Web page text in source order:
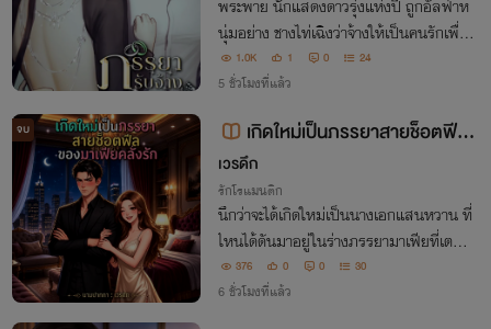
พระพาย นักแสดงดาวรุ่งแห่งปี ถูกอัลฟ่าห
นุ่มอย่าง ชางไท่เฉิงว่าจ้างให้เป็นคนรักเพื่อ
หนีการคลุมถุงชน แต่กลับต้องจดทะเบียนส
มรสด้วยเหตุเป็นคู่ชะตากัน กลายเป็นภรรย
1.0K 1 0 24
5 ชั่วโมงที่แล้ว
จบ
เกิดใหม่เป็นภรรยาสายช็อตฟีล
ของมาเฟียคลั่งรัก
เวรดึก
รักโรแมนติก
นึกว่าจะได้เกิดใหม่เป็นนางเอกแสนหวาน ที่
ไหนได้ดันมาอยู่ในร่างภรรยามาเฟียที่เตรีย
มโดนหย่าและโดนฆ่าทิ้ง! งานนี้ต้องงัดมารย
าความฮามาสู้ เพื่อหนีตายและอ่อยสาให้หล
376 0 0 30
6 ชั่วโมงที่แล้ว